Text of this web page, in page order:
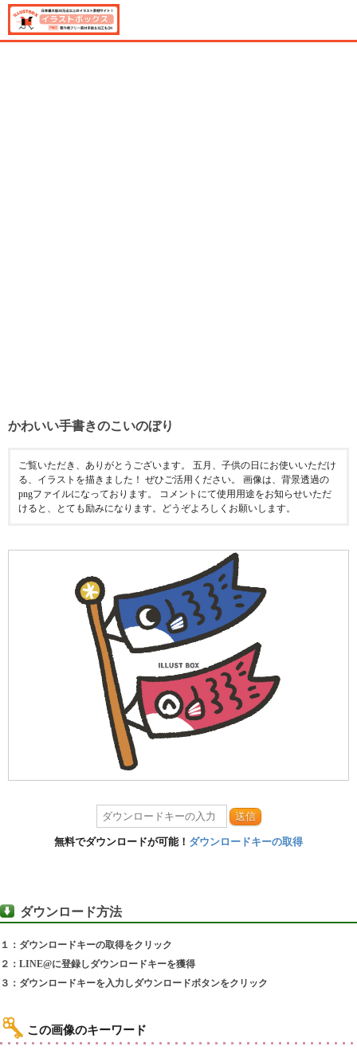
かわいい手書きのこいのぼり
ご覧いただき、ありがとうございます。 五月、子供の日にお使いいただけ
る、イラストを描きました！ ぜひご活用ください。 画像は、背景透過の
pngファイルになっております。 コメントにて使用用途をお知らせいただ
けると、とても励みになります。どうぞよろしくお願いします。
送信
無料でダウンロードが可能！ ダウンロードキーの取得
ダウンロード方法
１：ダウンロードキーの取得をクリック
２：LINE@に登録しダウンロードキーを獲得
３：ダウンロードキーを入力しダウンロードボタンをクリック
この画像のキーワード